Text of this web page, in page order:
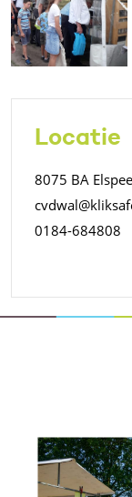
Locatie
8075 BA
0184-684808